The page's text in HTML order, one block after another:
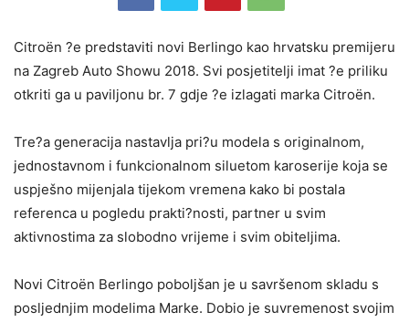
Citroën ?e predstaviti novi Berlingo kao hrvatsku premijeru
na Zagreb Auto Showu 2018. Svi posjetitelji imat ?e priliku
otkriti ga u paviljonu br. 7 gdje ?e izlagati marka Citroën.
Tre?a generacija nastavlja pri?u modela s originalnom,
jednostavnom i funkcionalnom siluetom karoserije koja se
uspješno mijenjala tijekom vremena kako bi postala
referenca u pogledu prakti?nosti, partner u svim
aktivnostima za slobodno vrijeme i svim obiteljima.
Novi Citroën Berlingo poboljšan je u savršenom skladu s
posljednjim modelima Marke. Dobio je suvremenost svojim